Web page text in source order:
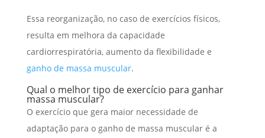
Essa reorganização, no caso de exercícios físicos,
resulta em melhora da capacidade
cardiorrespiratória, aumento da flexibilidade e
ganho de massa muscular.
Qual o melhor tipo de exercício para ganhar
massa muscular?
O exercício que gera maior necessidade de
adaptação para o ganho de massa muscular é a